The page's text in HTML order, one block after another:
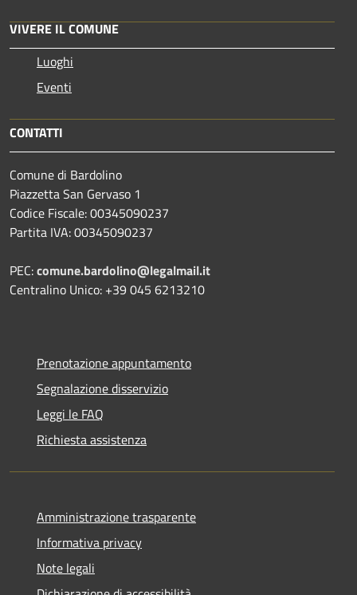
VIVERE IL COMUNE
Luoghi
Eventi
CONTATTI
Comune di Bardolino
Piazzetta San Gervaso 1
Codice Fiscale: 00345090237
Partita IVA: 00345090237
PEC:comune.bardolino@legalmail.it
Centralino Unico: +39 045 6213210
Prenotazione appuntamento
Segnalazione disservizio
Leggi le FAQ
Richiesta assistenza
Amministrazione trasparente
Informativa privacy
Note legali